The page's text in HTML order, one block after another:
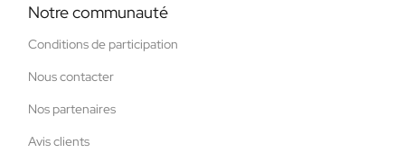
Notre communauté
Conditions de participation
Nous contacter
Nos partenaires
Avis clients